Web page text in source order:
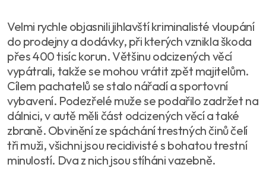
Velmi rychle objasnili jihlavští kriminalisté vloupání
do prodejny a dodávky, při kterých vznikla škoda
přes 400 tisíc korun. Většinu odcizených věcí
vypátrali, takže se mohou vrátit zpět majitelům.
Cílem pachatelů se stalo nářadí a sportovní
vybavení. Podezřelé muže se podařilo zadržet na
dálnici, v autě měli část odcizených věcí a také
zbraně. Obvinění ze spáchání trestných činů čelí
tři muži, všichni jsou recidivisté s bohatou trestní
minulostí. Dva z nich jsou stíháni vazebně.